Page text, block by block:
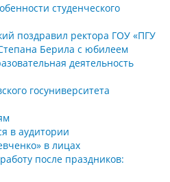
студенческого
поздравил ректора ГОУ «ПГУ
Берила с юбилеем
деятельность
госуниверситета
в аудитории
в лицах
после праздников: